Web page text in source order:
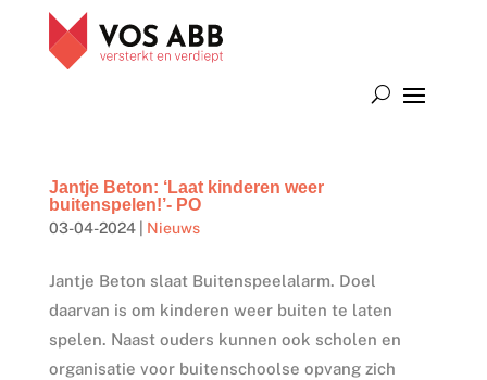
Jantje Beton: ‘Laat kinderen weer
buitenspelen!’- PO
03-04-2024| Nieuws
Jantje Beton slaat Buitenspeelalarm. Doel
daarvan is om kinderen weer buiten te laten
spelen. Naast ouders kunnen ook scholen en
organisatie voor buitenschoolse opvang zich